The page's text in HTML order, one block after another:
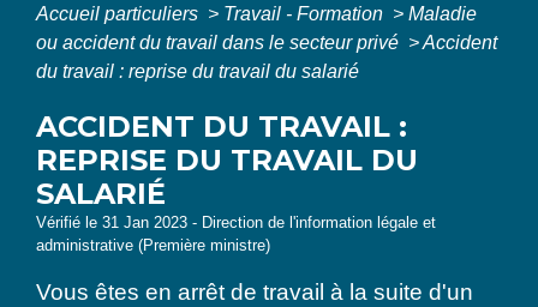
Accueil particuliers > Travail - Formation > Maladie
ou accident du travail dans le secteur privé >Accident
du travail : reprise du travail du salarié
ACCIDENT DU TRAVAIL :
REPRISE DU TRAVAIL DU
SALARIÉ
Vérifié le 31 Jan 2023 - Direction de l'information légale et
administrative (Première ministre)
Vous êtes en arrêt de travail à la suite d'un